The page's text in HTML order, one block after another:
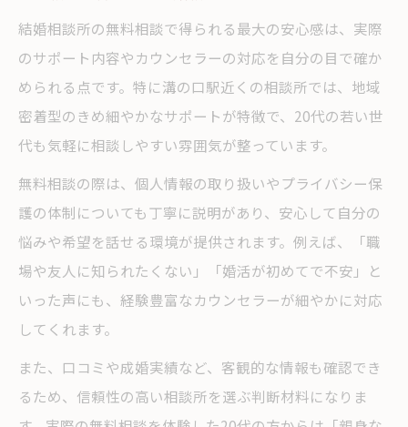
結婚相談所の無料相談で得られる最大の安心感は、実際
のサポート内容やカウンセラーの対応を自分の目で確か
められる点です。特に溝の口駅近くの相談所では、地域
密着型のきめ細やかなサポートが特徴で、20代の若い世
代も気軽に相談しやすい雰囲気が整っています。
無料相談の際は、個人情報の取り扱いやプライバシー保
護の体制についても丁寧に説明があり、安心して自分の
悩みや希望を話せる環境が提供されます。例えば、「職
場や友人に知られたくない」「婚活が初めてで不安」と
いった声にも、経験豊富なカウンセラーが細やかに対応
してくれます。
また、口コミや成婚実績など、客観的な情報も確認でき
るため、信頼性の高い相談所を選ぶ判断材料になりま